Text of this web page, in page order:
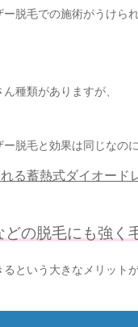
脱毛での施術がうけられ
種類がありますが、
脱毛と効果は同じなのに
る蓄熱式ダイオード
どの脱毛にも強く
るという大きなメリット